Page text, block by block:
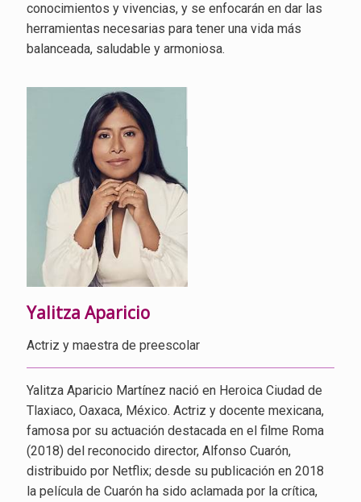
conocimientos y vivencias, y se enfocarán en dar las
herramientas necesarias para tener una vida más
balanceada, saludable y armoniosa.
Yalitza Aparicio
Actriz y maestra de preescolar
Yalitza Aparicio Martínez nació en Heroica Ciudad de
Tlaxiaco, Oaxaca, México. Actriz y docente mexicana,
famosa por su actuación destacada en el filme Roma
(2018) del reconocido director, Alfonso Cuarón,
distribuido por Netflix; desde su publicación en 2018
la película de Cuarón ha sido aclamada por la crítica,